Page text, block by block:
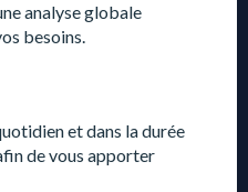
analyse globale
besoins.
et dans la durée
de vous apporter